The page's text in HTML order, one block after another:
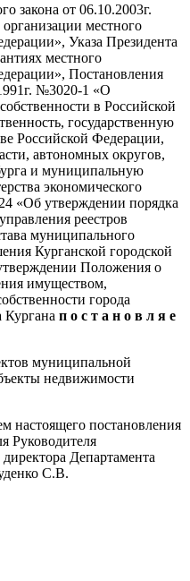
закона от 06.10.2003г.
местного
Указа Президента
местного
Постановления
№3020-1 «О
в Российской
государственную
Российской Федерации,
автономных округов,
и муниципальную
экономического
«Об утверждении порядка
реестров
муниципального
Курганской городской
Положения о
имуществом,
города
Кургана п о с т а н о в л я е
муниципальной
недвижимости
настоящего постановления
Руководителя
Департамента
С.В.